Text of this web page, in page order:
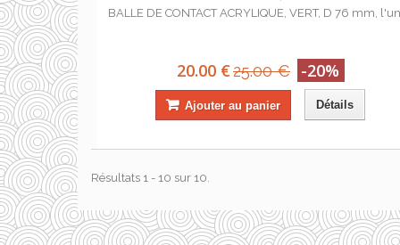
BALLE DE CONTACT ACRYLIQUE, VERT, D 76 mm,
20.00 €25.00 € -20%
Ajouter au panier Détails
Résultats 1 - 10 sur 10.